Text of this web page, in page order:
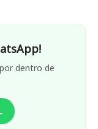
dentro de